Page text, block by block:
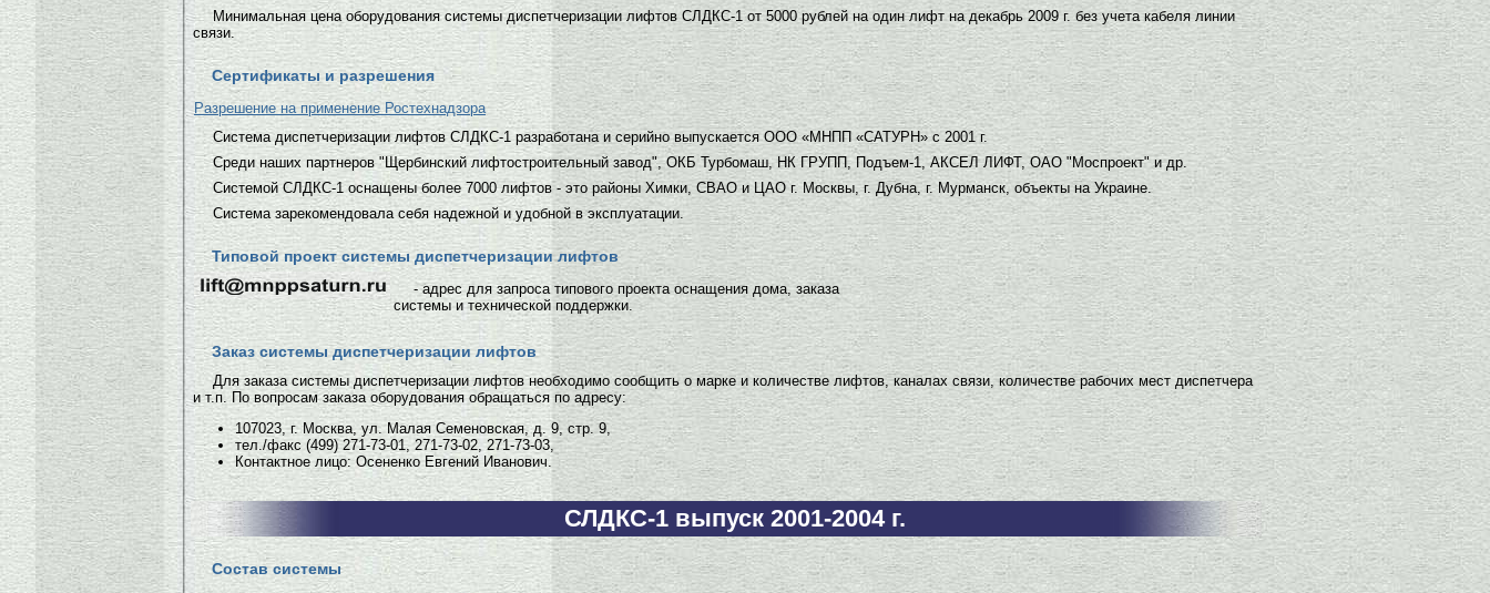
Минимальная цена оборудования системы диспетчеризации лифтов СЛДКС-1 от 5000 рублей на один лифт на декабрь 2009 г. без учета кабеля линии
связи.
Сертификаты и разрешения
Разрешение на применение Ростехнадзора
Система диспетчеризации лифтов СЛДКС-1 разработана и серийно выпускается ООО «МНПП «САТУРН» с 2001 г.
Среди наших партнеров "Щербинский лифтостроительный завод", ОКБ Турбомаш, НК ГРУПП, Подъем-1, АКСЕЛ ЛИФТ, ОАО "Моспроект" и др.
Системой СЛДКС-1 оснащены более 7000 лифтов - это районы Химки, СВАО и ЦАО г. Москвы, г. Дубна, г. Мурманск, объекты на Украине.
Система зарекомендовала себя надежной и удобной в эксплуатации.
Типовой проект системы диспетчеризации лифтов
- адрес для запроса типового проекта оснащения дома, заказа
системы и технической поддержки.
Заказ системы диспетчеризации лифтов
Для заказа системы диспетчеризации лифтов необходимо сообщить о марке и количестве лифтов, каналах связи, количестве рабочих мест диспетчера
и т.п. По вопросам заказа оборудования обращаться по адресу:
107023, г. Москва, ул. Малая Семеновская, д. 9, стр. 9,
тел./факс (499) 271-73-01, 271-73-02, 271-73-03,
Контактное лицо: Осененко Евгений Иванович.
СЛДКС-1 выпуск 2001-2004 г.
Состав системы